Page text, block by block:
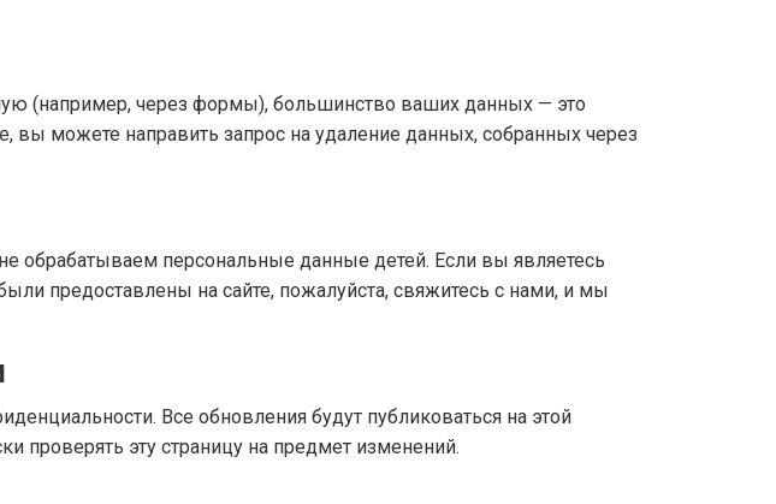
(например, через формы), большинство ваших данных — это
можете направить запрос на удаление данных, собранных через
обрабатываем персональные данные детей. Если вы являетесь
предоставлены на сайте, пожалуйста, свяжитесь с нами, и мы
Все обновления будут публиковаться на этой
проверять эту страницу на предмет изменений.